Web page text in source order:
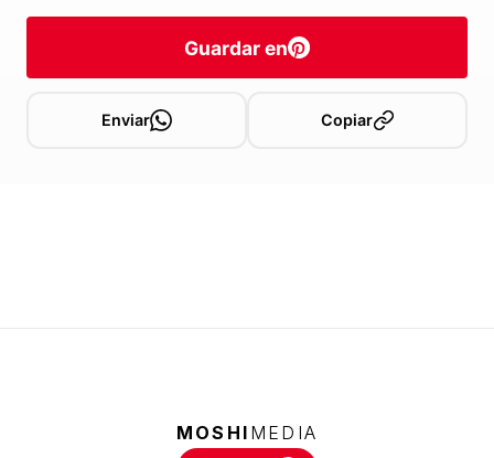
Guardar en
Enviar Copiar
MOSHI MEDIA